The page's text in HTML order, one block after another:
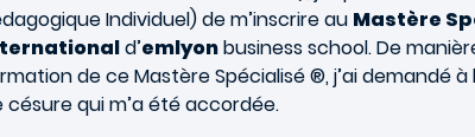
Individuel) de m’inscrire au Mastère
d’emlyonbusiness school. De
de ce Mastère Spécialisé ®, j’ai demandé
césure qui m’a été accordée.